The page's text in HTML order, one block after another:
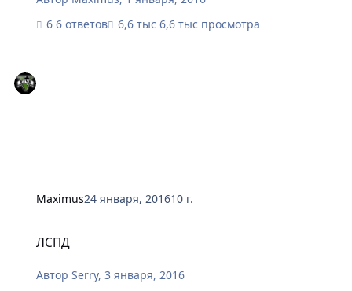
6 ответов
6,6 тыс просмотра
Maximus24 января, 201610 г.
ЛСПД
АвторSerry,3 января, 2016